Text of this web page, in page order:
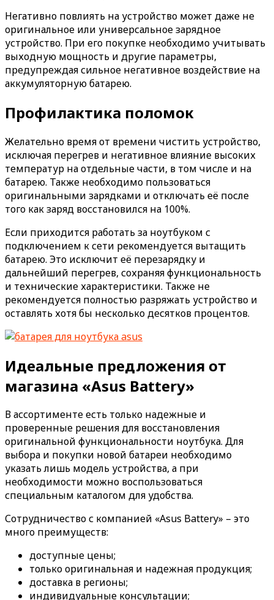
Негативно повлиять на устройство может даже не
оригинальное или универсальное зарядное
устройство. При его покупке необходимо учитывать
выходную мощность и другие параметры,
предупреждая сильное негативное воздействие на
аккумуляторную батарею.
Профилактика поломок
Желательно время от времени чистить устройство,
исключая перегрев и негативное влияние высоких
температур на отдельные части, в том числе и на
батарею. Также необходимо пользоваться
оригинальными зарядками и отключать её после
того как заряд восстановился на 100%.
Если приходится работать за ноутбуком с
подключением к сети рекомендуется вытащить
батарею. Это исключит её перезарядку и
дальнейший перегрев, сохраняя функциональность
и технические характеристики. Также не
рекомендуется полностью разряжать устройство и
оставлять хотя бы несколько десятков процентов.
Идеальные предложения от
магазина «Asus Battery»
В ассортименте есть только надежные и
проверенные решения для восстановления
оригинальной функциональности ноутбука. Для
выбора и покупки новой батареи необходимо
указать лишь модель устройства, а при
необходимости можно воспользоваться
специальным каталогом для удобства.
Сотрудничество с компанией «Asus Battery» – это
много преимуществ:
доступные цены;
только оригинальная и надежная продукция;
доставка в регионы;
индивидуальные консультации;